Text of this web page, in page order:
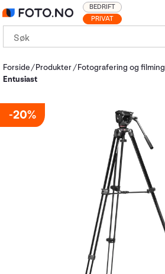
PRIVAT
BEDRIFT
Forside Produkter Fotografering og filming
Entusiast
20%